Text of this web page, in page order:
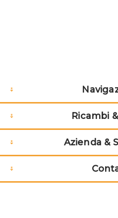
Ricambi
Azienda &